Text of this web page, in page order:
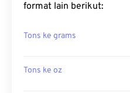
format lain berikut:
Tons ke grams
Tons ke oz